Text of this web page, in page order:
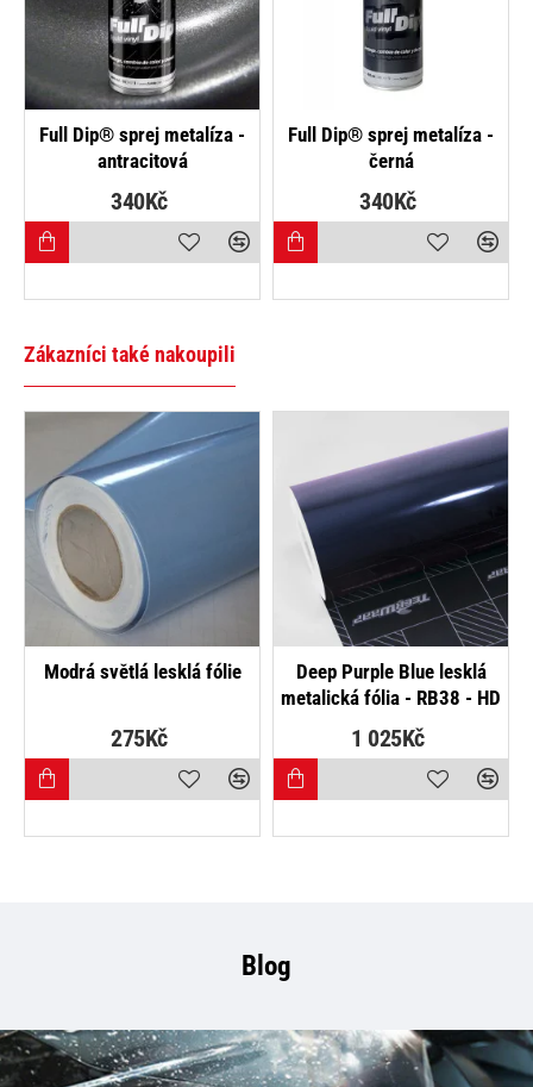
Full Dip® sprej metalíza -
antracitová
340Kč
Full Dip® sprej metalíza -
černá
340Kč
Zákazníci také nakoupili
Modrá světlá lesklá fólie
275Kč
Deep Purple Blue lesklá
metalická fólia - RB38 - HD
1 025Kč
Blog